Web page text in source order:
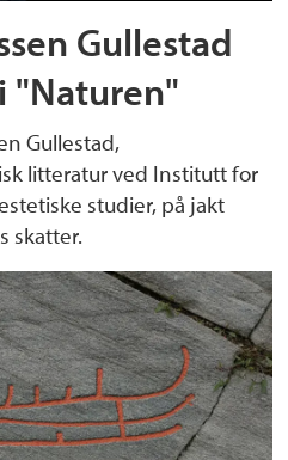
Gullestad
"Naturen"
Gullestad,
litteratur ved Institutt for
studier, på jakt
skatter.